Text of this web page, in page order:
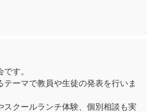
す。
ーマで教員や生徒の発表を行いま
スクールランチ体験、個別相談も実